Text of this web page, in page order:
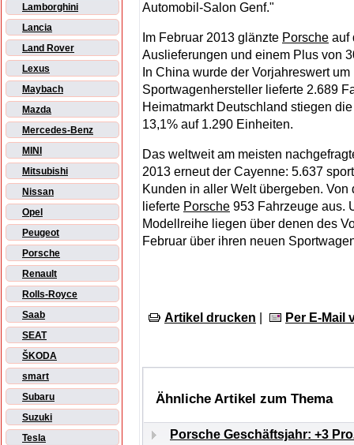
Lamborghini
Lancia
Land Rover
Lexus
Maybach
Mazda
Mercedes-Benz
MINI
Mitsubishi
Nissan
Opel
Peugeot
Porsche
Renault
Rolls-Royce
Saab
SEAT
ŠKODA
smart
Subaru
Suzuki
Tesla
Automobil-Salon Genf."
Im Februar 2013 glänzte Porsche auf
Auslieferungen und einem Plus von
In China wurde der Vorjahreswert
Sportwagenhersteller lieferte 2.689
Heimatmarkt Deutschland stiegen
13,1% auf 1.290 Einheiten.
Das weltweit am meisten
2013 erneut der Cayenne: 5.637
Kunden in aller Welt übergeben.
lieferte Porsche 953 Fahrzeuge aus.
Modellreihe liegen über denen des
Februar über ihren neuen
Artikel drucken Per E-Mail
Ähnliche Artikel zum Thema
Porsche Geschäftsjahr: +3